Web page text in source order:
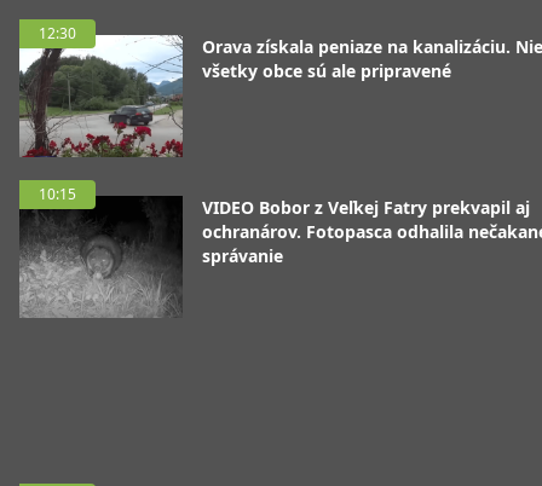
12:30
Orava získala peniaze na kanalizáciu. Nie
všetky obce sú ale pripravené
10:15
VIDEO Bobor z Veľkej Fatry prekvapil aj
ochranárov. Fotopasca odhalila
správanie